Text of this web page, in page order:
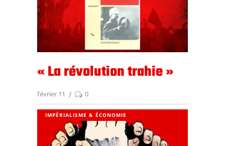
« La révolution trahie »
février 11 0
IMPÉRIALISME & ÉCONOMIE